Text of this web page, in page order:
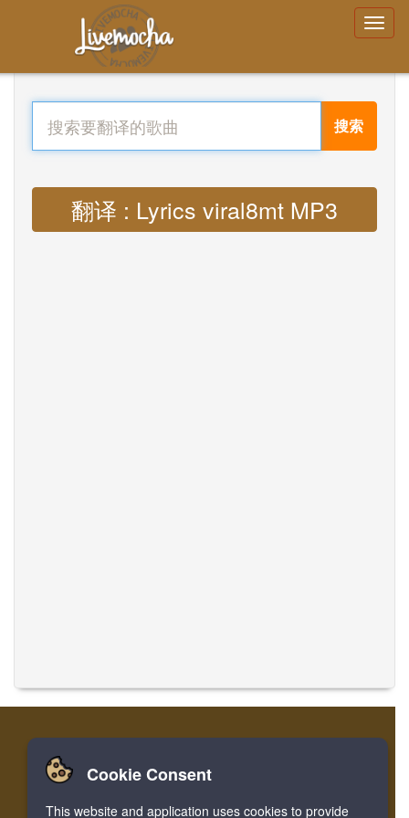
搜索
翻译 : Lyrics viral8mt MP3
家 登录 寄存器
Cookie Consent
This website and application uses cookies to provide